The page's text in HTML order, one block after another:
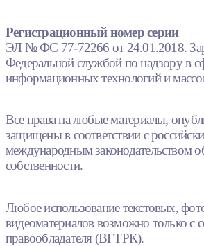
Регистрационный номер серии
ЭЛ № ФС 77-72266 от 24.01.2018.
Федеральной службой по надзору в
информационных технологий и
Все права на любые материалы,
защищены в соответствии с
международным законодательством
собственности.
Любое использование текстовых,
видеоматериалов возможно только с
правообладателя (ВГТРК).